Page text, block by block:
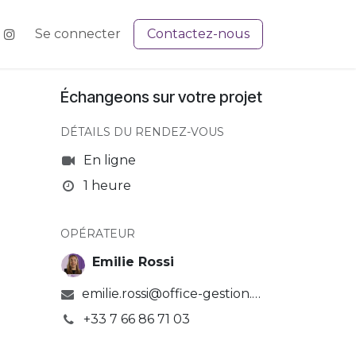
Se connecter Contactez-nous
Échangeons sur votre projet
DÉTAILS DU RENDEZ-VOUS
En ligne
1 heure
OPÉRATEUR
Emilie Rossi
emilie.rossi@office-gestion.com
+33 7 66 86 71 03